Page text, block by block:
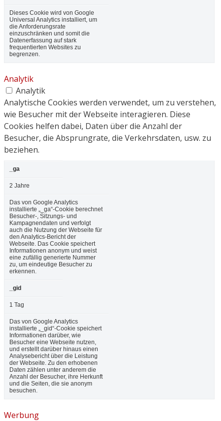
Dieses Cookie wird von Google
Universal Analytics installiert, um
die Anforderungsrate
einzuschränken und somit die
Datenerfassung auf stark
frequentierten Websites zu
begrenzen.
Analytik
Analytik
Analytische Cookies werden verwendet, um zu verstehen,
wie Besucher mit der Webseite interagieren. Diese
Cookies helfen dabei, Daten über die Anzahl der
Besucher, die Absprungrate, die Verkehrsdaten, usw. zu
beziehen.
_ga
2 Jahre
Das von Google Analytics
installierte „_ga“-Cookie berechnet
Besucher-, Sitzungs- und
Kampagnendaten und verfolgt
auch die Nutzung der Webseite für
den Analytics-Bericht der
Webseite. Das Cookie speichert
Informationen anonym und weist
eine zufällig generierte Nummer
zu, um eindeutige Besucher zu
erkennen.
_gid
1 Tag
Das von Google Analytics
installierte „_gid“-Cookie speichert
Informationen darüber, wie
Besucher eine Webseite nutzen,
und erstellt darüber hinaus einen
Analysebericht über die Leistung
der Webseite. Zu den erhobenen
Daten zählen unter anderem die
Anzahl der Besucher, ihre Herkunft
und die Seiten, die sie anonym
besuchen.
Werbung